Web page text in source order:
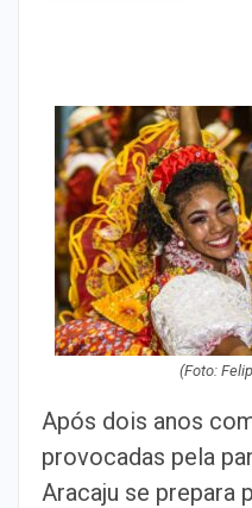
(Foto:
Após dois anos
provocadas pela
Aracaju se prepara